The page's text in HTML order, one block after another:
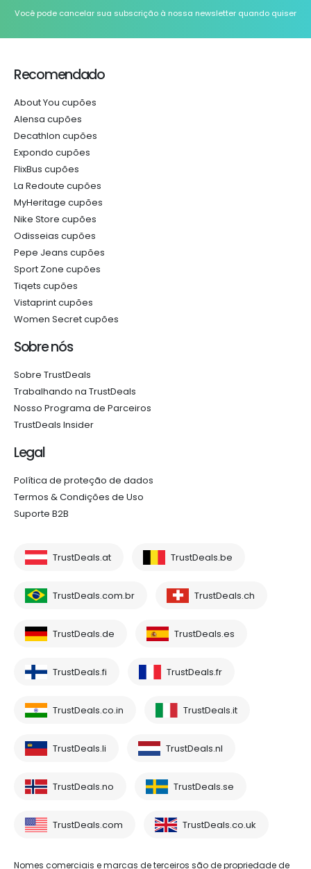
Você pode cancelar sua subscrição à nossa newsletter quando quiser
Recomendado
About You cupões
Alensa cupões
Decathlon cupões
Expondo cupões
FlixBus cupões
La Redoute cupões
MyHeritage cupões
Nike Store cupões
Odisseias cupões
Pepe Jeans cupões
Sport Zone cupões
Tiqets cupões
Vistaprint cupões
Women Secret cupões
Sobre nós
Sobre TrustDeals
Trabalhando na TrustDeals
Nosso Programa de Parceiros
TrustDeals Insider
Legal
Política de proteção de dados
Termos & Condições de Uso
Suporte B2B
TrustDeals.at TrustDeals.be
TrustDeals.com.br TrustDeals.ch
TrustDeals.de TrustDeals.es
TrustDeals.fi TrustDeals.fr
TrustDeals.co.in TrustDeals.it
TrustDeals.li TrustDeals.nl
TrustDeals.no TrustDeals.se
TrustDeals.com TrustDeals.co.uk
Nomes comerciais e marcas de terceiros são de propriedade de